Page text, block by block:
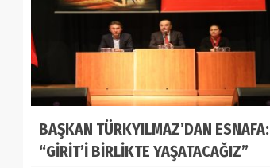
BAŞKAN TÜRKYILMAZ’DAN ESNAFA:
“GİRİT’İ BİRLİKTE YAŞATACAĞIZ”